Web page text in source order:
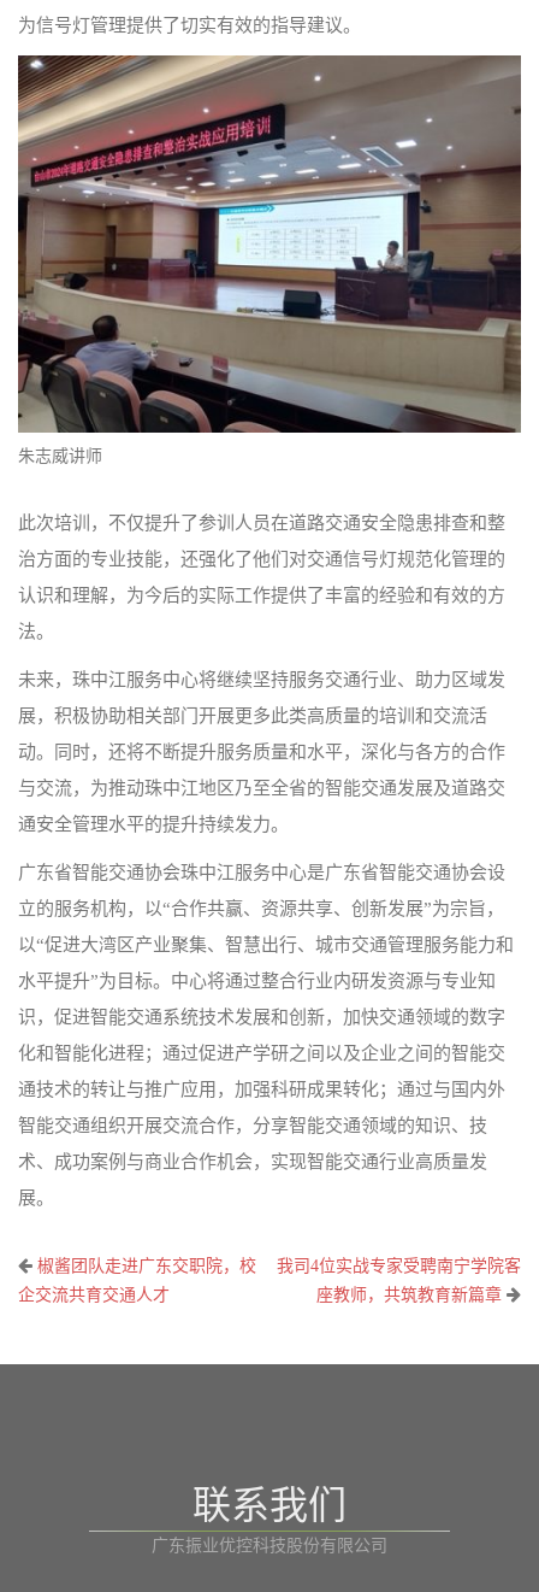
为信号灯管理提供了切实有效的指导建议。
朱志威讲师
此次培训，不仅提升了参训人员在道路交通安全隐患排查和整
治方面的专业技能，还强化了他们对交通信号灯规范化管理的
认识和理解，为今后的实际工作提供了丰富的经验和有效的方
法。
未来，珠中江服务中心将继续坚持服务交通行业、助力区域发
展，积极协助相关部门开展更多此类高质量的培训和交流活
动。同时，还将不断提升服务质量和水平，深化与各方的合作
与交流，为推动珠中江地区乃至全省的智能交通发展及道路交
通安全管理水平的提升持续发力。
广东省智能交通协会珠中江服务中心是广东省智能交通协会设
立的服务机构，以“合作共赢、资源共享、创新发展”为宗旨，
以“促进大湾区产业聚集、智慧出行、城市交通管理服务能力和
水平提升”为目标。中心将通过整合行业内研发资源与专业知
识，促进智能交通系统技术发展和创新，加快交通领域的数字
化和智能化进程；通过促进产学研之间以及企业之间的智能交
通技术的转让与推广应用，加强科研成果转化；通过与国内外
智能交通组织开展交流合作，分享智能交通领域的知识、技
术、成功案例与商业合作机会，实现智能交通行业高质量发
展。
文
章
航
椒酱团队走进广东交职院，校
企交流共育交通人才
我司4位实战专家受聘南宁学院客
座教师，共筑教育新篇章
联系我们
广东振业优控科技股份有限公司